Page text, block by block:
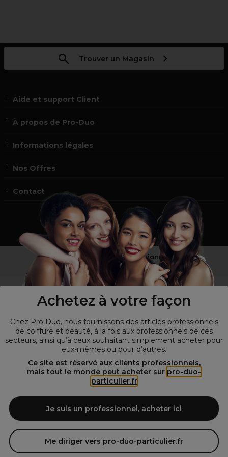
Achetez à votre façon
Chez Pro Duo, nous fournissons des articles professionnels
de coiffure et beauté, à la fois aux professionnels de ces
secteurs, ainsi qu’à ceux souhaitant simplement acheter pour
eux-mêmes ou pour d’autres.
Ce site est réservé aux clients professionnels,
mais tout le monde peut acheter sur pro-duo-
particulier.fr
Je suis un professionnel, acheter ici
Me diriger vers pro-duo-particulier.fr
Trouver un Magasin
Aide et support Client
À propos de Pro-Duo
Informations légales
Nos Offres
Contact
Vous n’êtes pas un professionnel ?
Visitez notre site pourles particuliers !
© Tous droits réservés © Pro-Duo
Spécialiste de la coiffure et de la beauté, nous vous proposons une
large sélection de produits professionnels pour la coiffure et
l'esthétique autour d'un choix de grandes marques qui font de Pro-
de beauté! Notre gamme de produits s’adresse également à tous ceux
qui sont à la recherche de produits et d'accessoires de coiffure et de
matériel esthétique de qualité.